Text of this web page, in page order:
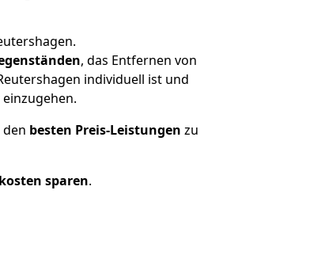
, das Entfernen von
individuell ist und
besten Preis-Leistungen zu
sparen.